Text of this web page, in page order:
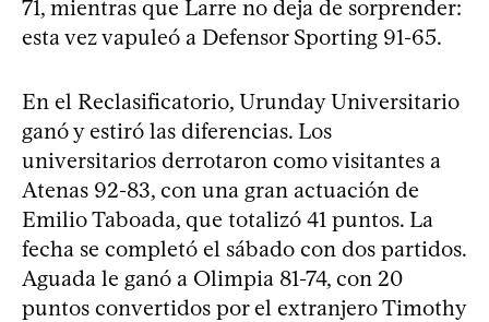
71, mientras que Larre no deja de sorprender:
esta vez vapuleó a Defensor Sporting 91-65.
En el Reclasificatorio, Urunday Universitario
ganó y estiró las diferencias. Los
universitarios derrotaron como visitantes a
Atenas 92-83, con una gran actuación de
Emilio Taboada, que totalizó 41 puntos. La
fecha se completó el sábado con dos partidos.
Aguada le ganó a Olimpia 81-74, con 20
puntos convertidos por el extranjero Timothy